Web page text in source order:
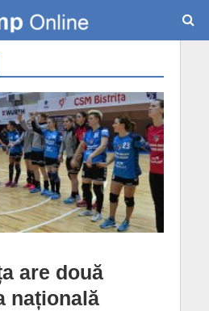
are două
națională